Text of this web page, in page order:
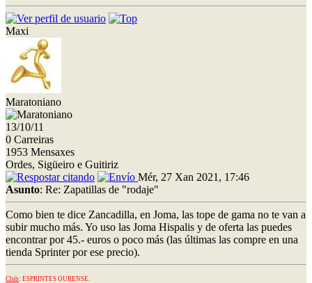
Maxi
Maratoniano
13/10/11
0 Carreiras
1953 Mensaxes
Ordes, Sigüeiro e Guitiriz
Mér, 27 Xan 2021, 17:46
Asunto: Re: Zapatillas de "rodaje"
Como bien te dice Zancadilla, en Joma, las tope de gama no te van a
subir mucho más. Yo uso las Joma Hispalis y de oferta las puedes
encontrar por 45.- euros o poco más (las últimas las compre en una
tienda Sprinter por ese precio).
Club: ESPRINTES OURENSE.